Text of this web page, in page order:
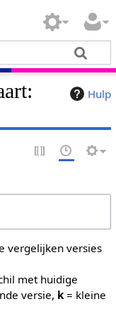
Hulp
vergelijken versies
met huidige
versie, k= kleine